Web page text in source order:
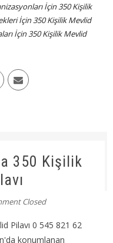
İçin 350 Kişilik
İçin 350 Kişilik Mevlid
İçin 350 Kişilik Mevlid
350 Kişilik
Closed
Pilavı 0 545 821 62
konumlanan